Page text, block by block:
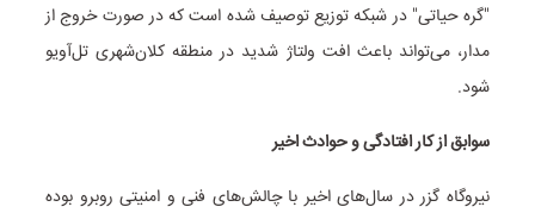
"گره حیاتی" در شبکه توزیع توصیف شده است که در صورت خروج از
مدار، می‌تواند باعث افت ولتاژ شدید در منطقه کلان‌شهری تل‌آویو
شود.
سوابق از کار افتادگی و حوادث اخیر
نیروگاه گزر در سال‌های اخیر با چالش‌های فنی و امنیتی روبرو بوده